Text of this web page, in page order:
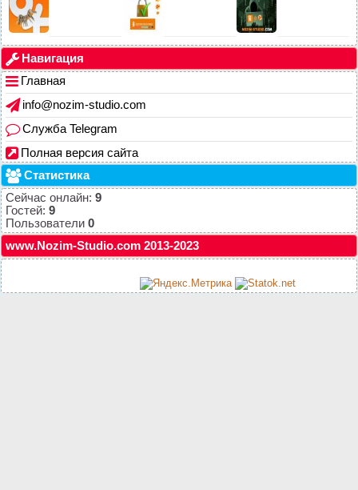
Навигация
Главная
info@nozim-studio.com
Служба Telegram
Полная версия сайта
Статистика
Сейчас онлайн: 9
Гостей: 9
Пользователи 0
www.Nozim-Studio.com 2013-2023